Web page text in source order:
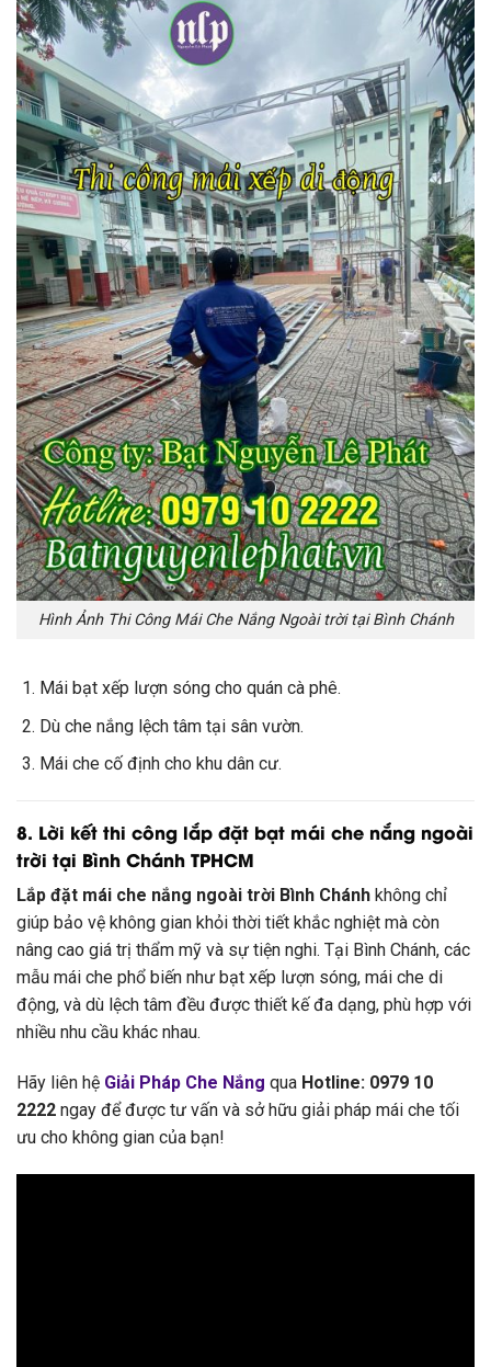
Hình Ảnh Thi Công Mái Che Nắng Ngoài trời tại Bình Chánh
Mái bạt xếp lượn sóng cho quán cà phê.
Dù che nắng lệch tâm tại sân vườn.
Mái che cố định cho khu dân cư.
8. Lời kết thi công lắp đặt bạt mái che nắng ngoài
trời tại Bình Chánh TPHCM
Lắp đặt mái che nắng ngoài trời Bình Chánh không chỉ
giúp bảo vệ không gian khỏi thời tiết khắc nghiệt mà còn
nâng cao giá trị thẩm mỹ và sự tiện nghi. Tại Bình Chánh, các
mẫu mái che phổ biến như bạt xếp lượn sóng, mái che di
động, và dù lệch tâm đều được thiết kế đa dạng, phù hợp với
nhiều nhu cầu khác nhau.
Hãy liên hệ Giải Pháp Che Nắng qua Hotline: 0979 10
2222 ngay để được tư vấn và sở hữu giải pháp mái che tối
ưu cho không gian của bạn!